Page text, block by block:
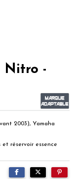
Nitro -
2003), Yamaha
réservoir essence